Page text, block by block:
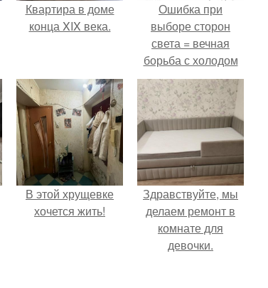
Квартира в доме
конца XIX века.
Ошибка при
выборе сторон
света = вечная
борьба с холодом
или светом.
В этой хрущевке
хочется жить!
Здравствуйте, мы
делаем ремонт в
комнате для
девочки.